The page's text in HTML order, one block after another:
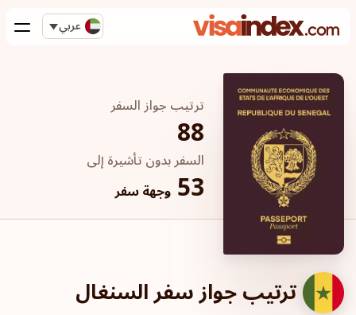
عربي
ترتيب جواز السفر
88
السفر بدون تأشيرة إلى
53 وجهة سفر
ترتيب جواز سفر السنغال